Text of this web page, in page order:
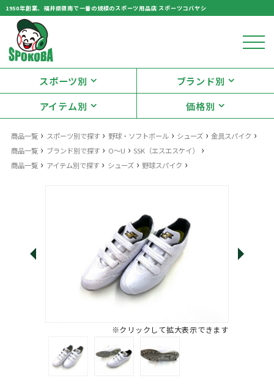
1950年創業、福井県嶺南で一番の規模のスポーツ用品店 スポーツコバヤシ
スポーツ別
ブランド別
アイテム別
価格別
商品一覧 › スポーツ別で探す› 野球・ソフトボール› シューズ ›金具スパイク ›
商品一覧 › ブランド別で探す› O～U ›SSK（エスエスケイ） ›
商品一覧 › アイテム別で探す› シューズ› 野球スパイク ›
※クリックして拡大表示できます